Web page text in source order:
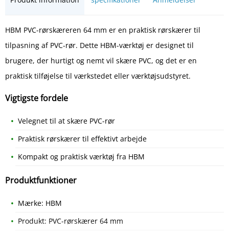
HBM PVC-rørskæreren 64 mm er en praktisk rørskærer til
tilpasning af PVC-rør. Dette HBM-værktøj er designet til
brugere, der hurtigt og nemt vil skære PVC, og det er en
praktisk tilføjelse til værkstedet eller værktøjsudstyret.
Vigtigste fordele
Velegnet til at skære PVC-rør
Praktisk rørskærer til effektivt arbejde
Kompakt og praktisk værktøj fra HBM
Produktfunktioner
Mærke: HBM
Produkt: PVC-rørskærer 64 mm